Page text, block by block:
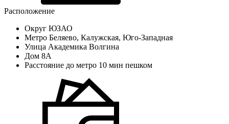
Расположение
Округ ЮЗАО
Метро Беляево, Калужская, Юго-Западная
Улица Академика Волгина
Дом 8А
Расстояние до метро 10 мин пешком